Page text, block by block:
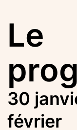
Le
30
février